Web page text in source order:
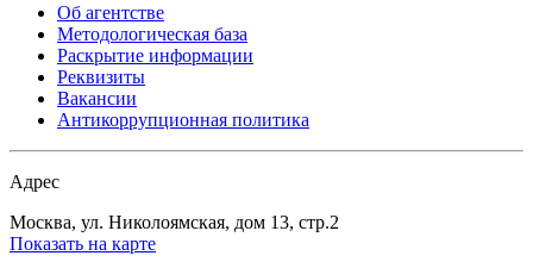
Об агентстве
Методологическая база
Раскрытие информации
Реквизиты
Вакансии
Антикоррупционная политика
Адрес
Москва, ул. Николоямская, дом 13, стр.2
Показать на карте